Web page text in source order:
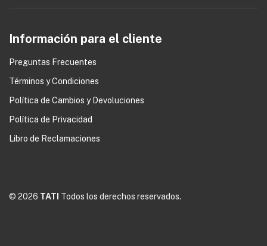
Información para el cliente
Preguntas Frecuentes
Términos y Condiciones
Política de Cambios y Devoluciones
Política de Privacidad
Libro de Reclamaciones
© 2026 TATI Todos los derechos reservados.